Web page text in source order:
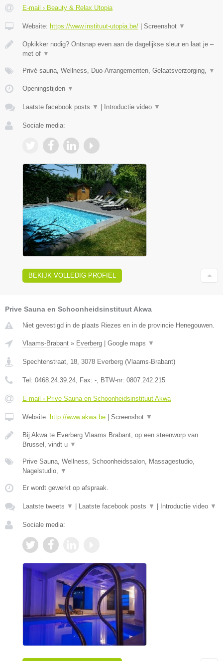
E-mail › Beauty & Relax Utopia
Website: https://www.instituut-utopia.be/ | Screenshot ▼
Opkikker nodig? Ontsnap even aan de dagelijkse sleur en laat je –
met of ▼
Privé sauna, Wellness, Duo-Arrangementen, Gelaatsverzorging, ▼
Openingstijden ▼
Laatste facebook posts ▼ | Introductie video ▼
Sociale media:
BEKIJK VOLLEDIG PROFIEL
Prive Sauna en Schoonheidsinstituut Akwa
Niet gevestigd in de plaats Riezes en in de provincie Henegouwen.
Vlaams-Brabant » Everberg Google maps ▼
Spechtenstraat, 18, 3078 Everberg (Vlaams-Brabant)
Tel: 0468.24.39.24, Fax: -, BTW-nr: 0807.242.215
E-mail › Prive Sauna en Schoonheidsinstituut Akwa
Website: http://www.akwa.be Screenshot ▼
Bij Akwa te Everberg Vlaams Brabant, op een steenworp van
Brussel, vindt u ▼
Prive Sauna, Wellness, Schoonheidssalon, Massagestudio,
Nagelstudio, ▼
Er wordt gewerkt op afspraak.
Laatste tweets ▼ Laatste facebook posts ▼ Introductie video ▼
Sociale media: